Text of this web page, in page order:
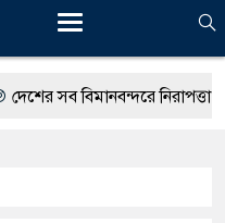
সব বিমানবন্দরে নিরাপত্তা